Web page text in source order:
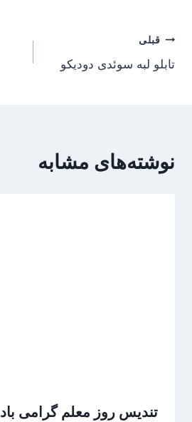
راهبری
نوشته
قبلی
تابلو لبه سوئدی دودیکو
نوشته‌های مشابه
تندیس روز معلم گرامی باد